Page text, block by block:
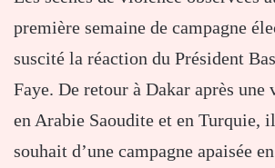
première semaine de campagne
suscité la réaction du Président
Faye. De retour à Dakar après
en Arabie Saoudite et en Turquie,
souhait d’une campagne apaisée